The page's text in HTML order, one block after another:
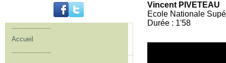
Accueil
Vincent PIVETEAU
Ecole Nationale
Durée : 1'58